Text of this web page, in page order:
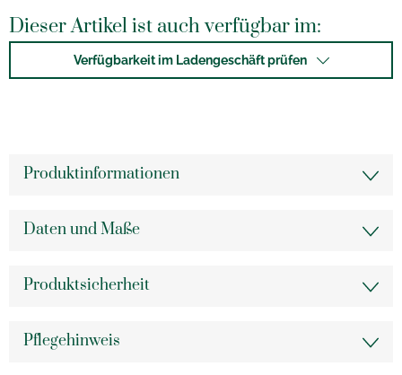
Dieser Artikel ist auch verfügbar im:
Verfügbarkeit im Ladengeschäft prüfen
Produktinformationen
Daten und Maße
Produktsicherheit
Pflegehinweis